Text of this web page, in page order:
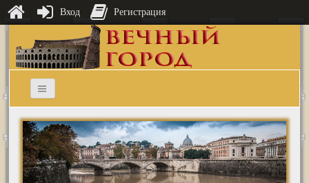
Вход Регистрация